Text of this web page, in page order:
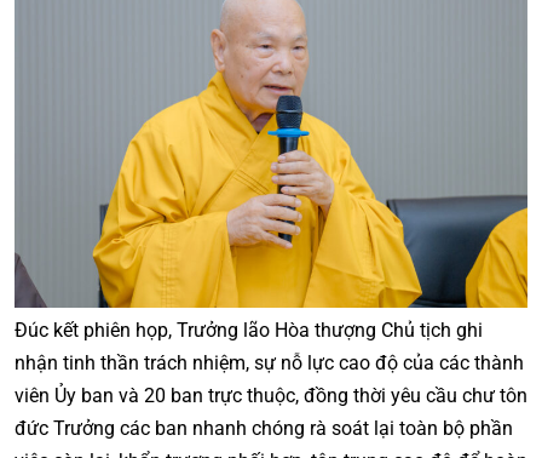
Đúc kết phiên họp, Trưởng lão Hòa thượng Chủ tịch ghi
nhận tinh thần trách nhiệm, sự nỗ lực cao độ của các thành
viên Ủy ban và 20 ban trực thuộc, đồng thời yêu cầu chư tôn
đức Trưởng các ban nhanh chóng rà soát lại toàn bộ phần